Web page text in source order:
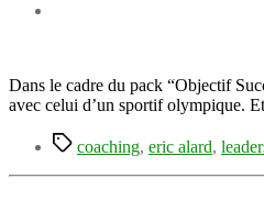
Dans le cadre du pack “Objectif
avec celui d’un sportif olympique.
Étiquettes
coaching, eric alard,